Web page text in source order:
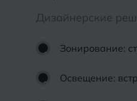
Дизайнерские
Зонирование:
Освещение:
Белгород
Белореченск
Боровичи